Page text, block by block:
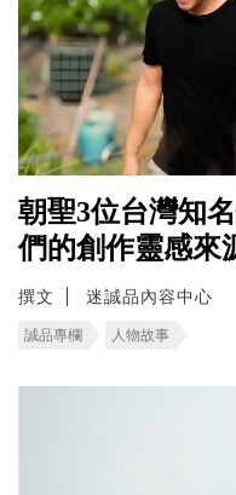
朝聖3位台灣知
們的創作靈感來
撰文 迷誠品內容中心
誠品專欄 人物故事